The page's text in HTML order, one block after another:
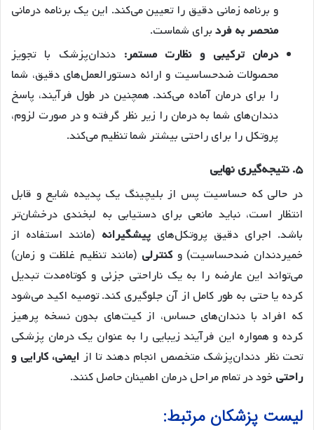
و برنامه زمانی دقیق را تعیین می‌کند. این یک برنامه درمانی
منحصر به فردبرای شماست.
درمان ترکیبی و نظارت مستمر: دندان‌پزشک با تجویز
محصولات ضدحساسیت و ارائه دستورالعمل‌های دقیق، شما
را برای درمان آماده می‌کند. همچنین در طول فرآیند، پاسخ
دندان‌های شما به درمان را زیر نظر گرفته و در صورت لزوم،
پروتکل را برای راحتی بیشتر شما تنظیم می‌کند.
۵. نتیجه‌گیری نهایی
در حالی که حساسیت پس از بلیچینگ یک پدیده شایع و قابل
انتظار است، نباید مانعی برای دستیابی به لبخندی درخشان‌تر
باشد. اجرای دقیق پروتکل‌های پیشگیرانه (مانند استفاده از
خمیردندان ضدحساسیت) وکنترلی (مانند تنظیم غلظت و زمان)
می‌تواند این عارضه را به یک ناراحتی جزئی و کوتاه‌مدت تبدیل
کرده یا حتی به طور کامل از آن جلوگیری کند. توصیه اکید می‌شود
که افراد با دندان‌های حساس، از کیت‌های بدون نسخه پرهیز
کرده و همواره این فرآیند زیبایی را به عنوان یک درمان پزشکی
تحت نظر دندان‌پزشک متخصص انجام دهند تا از ایمنی، کارایی و
راحتی خود در تمام مراحل درمان اطمینان حاصل کنند.
لیست پزشکان مرتبط: